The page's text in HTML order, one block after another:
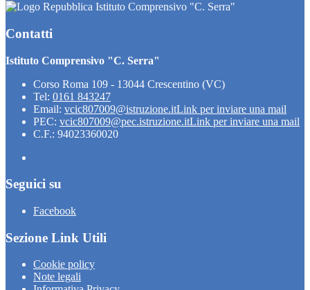
Istituto Comprensivo "C. Serra"
Contatti
Istituto Comprensivo "C. Serra"
Corso Roma 109 - 13044 Crescentino (VC)
Tel: 0161 843247
Email: vcic807009@istruzione.itLink per inviare una mail
PEC: vcic807009@pec.istruzione.itLink per inviare una mail
C.F.: 94023360020
Seguici su
Facebook
Sezione Link Utili
Cookie policy
Note legali